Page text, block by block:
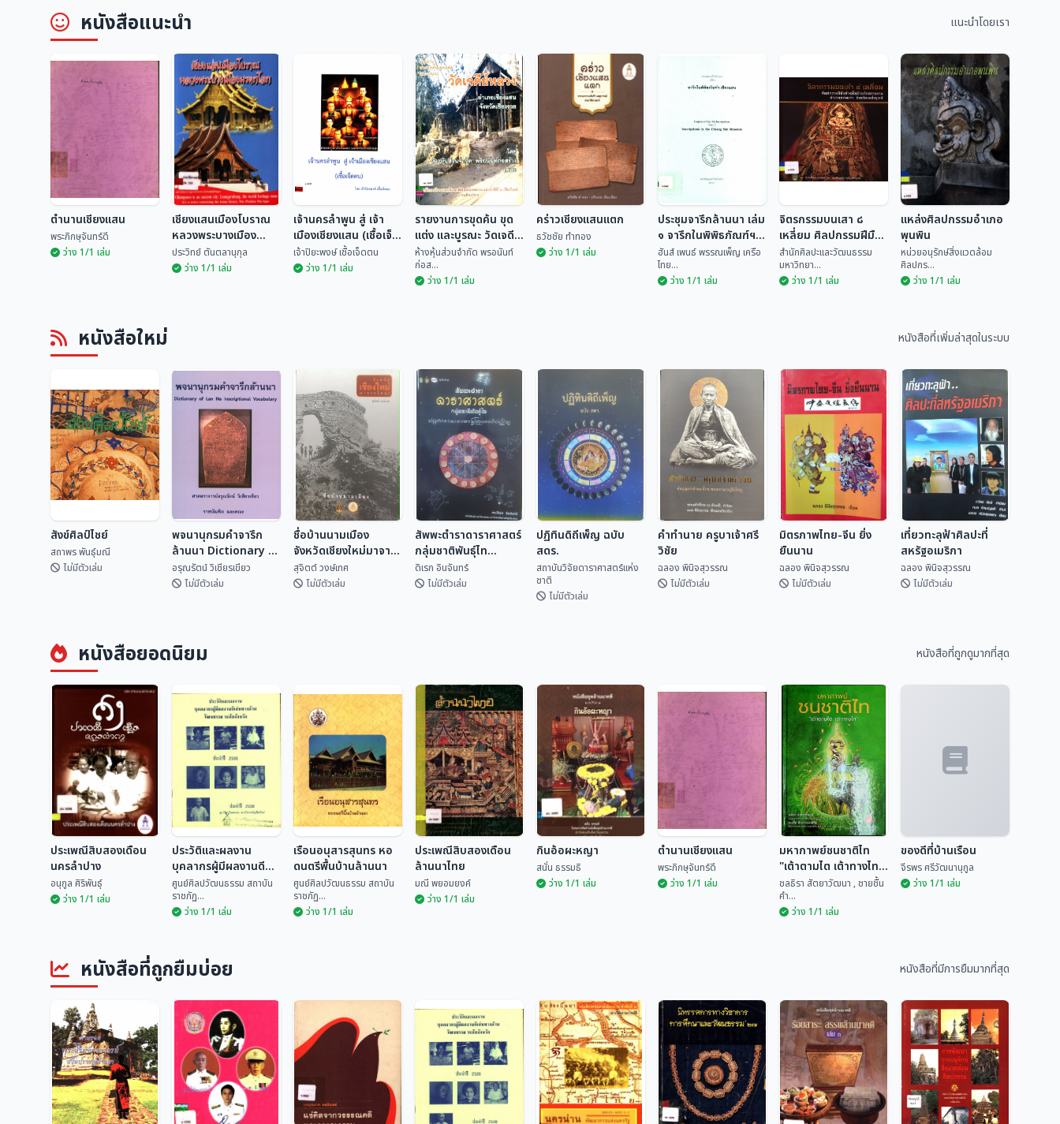
นครลำปาง
อนุกูล ศิริพันธุ์
ล้านนาไทย
หนังสือแนะนำ แนะนำโดยเรา
พระภิกษุจันทร์ดี
ตำนานเชียงแสน
พระภิกษุจันทร์ดี
ว่าง 1/1 เล่ม
เชียงแสนเมืองโบราณ
หลวงพระบางเมือง
มรดกโลก
ประวิทย์ ตันตลานุกุล
ว่าง 1/1 เล่ม
เจ้านครลำพูน สู่ เจ้า
เมืองเชียงแสน (เชื้อเจ็ด
ตน)
เจ้าปิยะพงษ์ เชื้อเจ็ดตน
ว่าง 1/1 เล่ม
รายงานการขุดค้น ขุด
แต่ง และบูรณะ วัดเจดีย์
หลวง อำเภอเชียงแสน
จังหวัดเชียงราย
ห้างหุ้นส่วนจำกัด พรอนันท์
ก่อส...
ว่าง 1/1 เล่ม
คร่าวเชียงแสนแตก
ธวัชชัย ทำทอง
ว่าง 1/1 เล่ม
ประชุมจารึกล้านนา เล่ม
๑ จารึกในพิพิธภัณฑ์ฯ
เชียงแสน
ฮันส์ เพนธ์ พรรณเพ็ญ เครือ
ไทย...
ว่าง 1/1 เล่ม
จิตรกรรมบนเสา ๘
เหลี่ยม ศิลปกรรมฝีมือ
ช่างพื้นบ้านวัดทรายงาม
อำเภอหล่มเก่า จังหวัด
เพชรบูรณ์
สำนักศิลปะและวัฒนธรรม
มหาวิทยา...
ว่าง 1/1 เล่ม
หน่วยอนุรักษ์สิ่งแวด...
แหล่งศิลปกรรมอำเภอ
พุนพิน
หน่วยอนุรักษ์สิ่งแวดล้อม
ศิลปกร...
ว่าง 1/1 เล่ม
หนังสือใหม่ หนังสือที่เพิ่มล่าสุดในระบบ
สถาพร พันธุ์มณี
สังข์ศิลป์ไชย์
สถาพร พันธุ์มณี
ไม่มีตัวเล่ม
of Lan Na
Inscriptional
อรุณรัตน์ วิเชียรเขี...
พจนานุกรมคำจารึก
ล้านนา Dictionary of
Lan Na
Inscriptional
อรุณรัตน์ วิเชียรเขียว
ไม่มีตัวเล่ม
ชื่อบ้านนามเมือง
จังหวัดเชียงใหม่มาจาก
ไหน?
สุจิตต์ วงษ์เทศ
ไม่มีตัวเล่ม
สัพพะตำราดาราศาสตร์
กลุ่มชาติพันธุ์ไท
(ปริวรรตจากคัมภีร์ใบ
ลานและพับสา)
ดิเรก อินจันทร์
ไม่มีตัวเล่ม
ปฏิทินดิถีเพ็ญ ฉบับ
สดร.
สถาบันวิจัยดาราศาสตร์แห่ง
ชาติ
ไม่มีตัวเล่ม
คำทำนาย ครูบาเจ้าศรี
วิชัย
ฉลอง พินิจสุวรรณ
ไม่มีตัวเล่ม
มิตรภาพไทย-จีน ยิ่ง
ยืนนาน
ฉลอง พินิจสุวรรณ
ไม่มีตัวเล่ม
ฉลอง พินิจสุวรรณ
เที่ยวทะลุฟ้าศิลปะที่
สหรัฐอเมริกา
ฉลอง พินิจสุวรรณ
ไม่มีตัวเล่ม
หนังสือยอดนิยม หนังสือที่ถูกดูมากที่สุด
อนุกูล ศิริพันธุ์
ประเพณีสิบสองเดือน
นครลำปาง
อนุกูล ศิริพันธุ์
ว่าง 1/1 เล่ม
วัฒนธรรม ระดับ
จังหวัด ประจำปี 2535
ศูนย์ศิลปวัฒนธรรม
สถ...
ประวัติและผลงาน
บุคลากรผู้มีผลงานดี
เด่นทางด้านวัฒนธรรม
ระดับจังหวัด ประจำปี
2535
ศูนย์ศิลปวัฒนธรรม สถาบัน
ราชภัฏ...
ว่าง 1/1 เล่ม
เรือนอนุสารสุนทร หอ
ดนตรีพื้นบ้านล้านนา
ศูนย์ศิลปวัฒนธรรม สถาบัน
ราชภัฏ...
ว่าง 1/1 เล่ม
ประเพณีสิบสองเดือน
ล้านนาไทย
มณี พยอมยงค์
ว่าง 1/1 เล่ม
กินอ้อผะหญา
สนั่น ธรรมธิ
ว่าง 1/1 เล่ม
ตำนานเชียงแสน
พระภิกษุจันทร์ดี
ว่าง 1/1 เล่ม
มหากาพย์ชนชาติไท
"เต้าตามไต เต้าทางไท"
เล่ม 2
ชลธิรา สัตยาวัฒนา , ชายชื้น
คำ...
ว่าง 1/1 เล่ม
จีรพร ศรีวัฒนานุกูล
ของดีที่บ้านเรือน
จีรพร ศรีวัฒนานุกูล
ว่าง 1/1 เล่ม
หนังสือที่ถูกยืมบ่อย หนังสือที่มีการยืมมากที่สุด